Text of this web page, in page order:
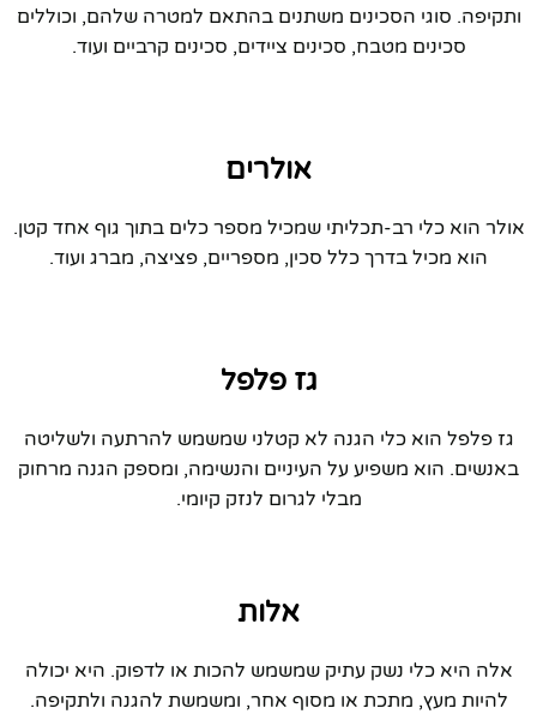
ותקיפה. סוגי הסכינים משתנים בהתאם למטרה שלהם, וכוללים
סכינים מטבח, סכינים ציידים, סכינים קרביים ועוד.
אולרים
אולר הוא כלי רב-תכליתי שמכיל מספר כלים בתוך גוף אחד קטן.
הוא מכיל בדרך כלל סכין, מספריים, פציצה, מברג ועוד.
גז פלפל
גז פלפל הוא כלי הגנה לא קטלני שמשמש להרתעה ולשליטה
באנשים. הוא משפיע על העיניים והנשימה, ומספק הגנה מרחוק
מבלי לגרום לנזק קיומי.
אלות
אלה היא כלי נשק עתיק שמשמש להכות או לדפוק. היא יכולה
להיות מעץ, מתכת או מסוף אחר, ומשמשת להגנה ולתקיפה.